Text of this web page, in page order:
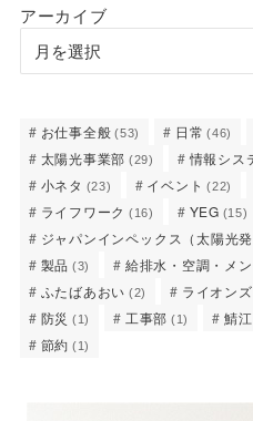
アーカイブ
お仕事全般 (53) 日常 (46)
太陽光事業部 (29) 情報シス
小ネタ (23) イベント (22)
ライフワーク (16) YEG (15)
ジャパンインペックス（太陽光発
製品 (3) 給排水・空調・メ
ふたばあおい (2) ライオン
防災 (1) 工事部 (1) 鯖江
節約 (1)